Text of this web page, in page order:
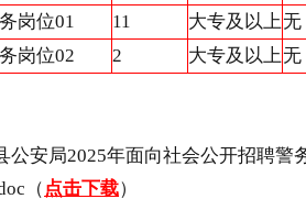
岗位01 11 大专及以上无
岗位02 2 大专及以上无
安局2025年面向社会公开招聘警
（ 点击下载）